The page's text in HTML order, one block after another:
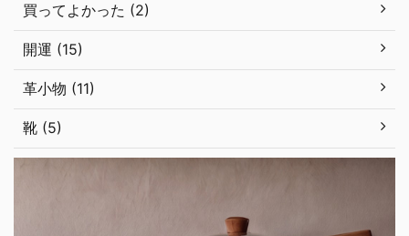
買ってよかった (2)
開運 (15)
革小物 (11)
靴 (5)